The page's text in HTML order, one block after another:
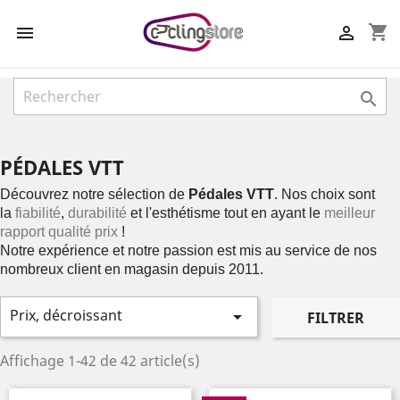
 shopping_cart


PÉDALES VTT
Découvrez notre sélection de Pédales VTT. Nos choix sont
la fiabilité, durabilité et l'esthétisme tout en ayant le meilleur
rapport qualité prix !
Notre expérience et notre passion est mis au service de nos
nombreux client en magasin depuis 2011.
Prix, décroissant  FILTRER
Affichage 1-42 de 42 article(s)